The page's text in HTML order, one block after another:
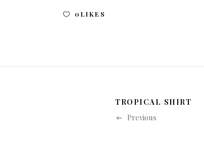
0 LIKES
TROPICAL SHIRT
Previous